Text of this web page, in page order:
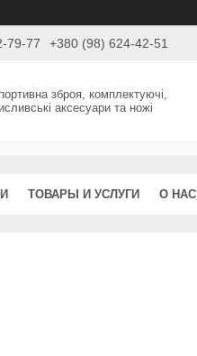
79-77 +380 (98) 624-42-51
зброя, комплектуючі,
аксесуари та ножі
ТОВАРЫ И УСЛУГИ О НАС